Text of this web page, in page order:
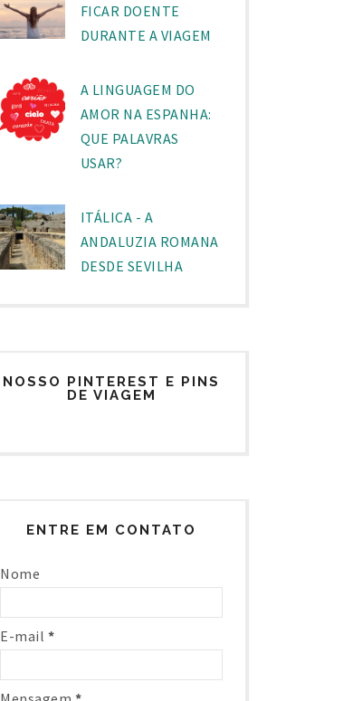
FICAR DOENTE
DURANTE A VIAGEM
A LINGUAGEM DO
AMOR NA ESPANHA:
QUE PALAVRAS
USAR?
ITÁLICA - A
ANDALUZIA ROMANA
DESDE SEVILHA
NOSSO PINTEREST E PINS
DE VIAGEM
ENTRE EM CONTATO
Nome
E-mail *